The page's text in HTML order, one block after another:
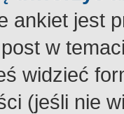
ankiet jest
w
widzieć
(jeśli nie